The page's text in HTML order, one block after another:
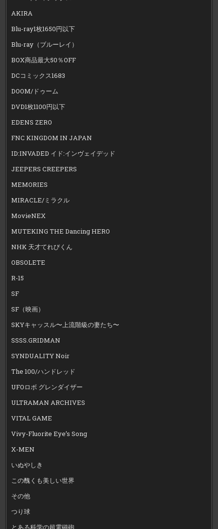
AKIRA
Blu-ray1枚1650円以下
Blu-ray（ブルーレイ）
BOX商品最大50％OFF
DCコミックス1683
DOOM/ドゥーム
DVD1枚1100円以下
EDENS ZERO
FNC KINGDOM IN JAPAN
ID:INVADED イド:インヴェイデッド
JEEPERS CREEPERS
MEMORIES
MIRACLE/ミラクル
MovieNEX
MUTEKING THE Dancing HERO
NHK 天才てれびくん
OBSOLETE
R-15
SF
SF（映画）
SKYキャッスル〜上流階級の妻たち〜
SSSS.GRIDMAN
SYNDUALITY Noir
The 100/ハンドレッド
UFOロボ グレンダイザー
ULTRAMAN ARCHIVES
VITAL GAME
Vivy-Fluorite Eye’s Song
X-MEN
いぬやしき
この醜くも美しい世界
その他
つり球
とある科学の超電磁砲